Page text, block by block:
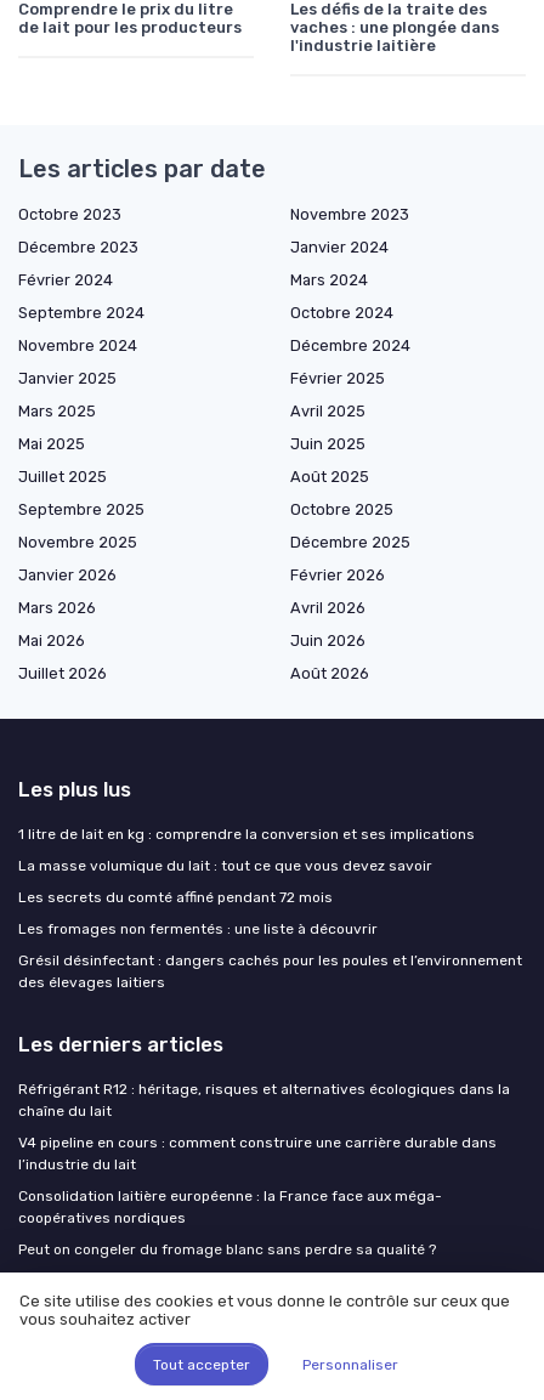
Comprendre le prix du litre
de lait pour les producteurs
Les défis de la traite des
vaches : une plongée dans
l'industrie laitière
Les articles par date
Octobre 2023
Novembre 2023
Décembre 2023
Janvier 2024
Février 2024
Mars 2024
Septembre 2024
Octobre 2024
Novembre 2024
Décembre 2024
Janvier 2025
Février 2025
Mars 2025
Avril 2025
Mai 2025
Juin 2025
Juillet 2025
Août 2025
Septembre 2025
Octobre 2025
Novembre 2025
Décembre 2025
Janvier 2026
Février 2026
Mars 2026
Avril 2026
Mai 2026
Juin 2026
Juillet 2026
Août 2026
Les plus lus
1 litre de lait en kg : comprendre la conversion et ses implications
La masse volumique du lait : tout ce que vous devez savoir
Les secrets du comté affiné pendant 72 mois
Les fromages non fermentés : une liste à découvrir
Grésil désinfectant : dangers cachés pour les poules et l’environnement
des élevages laitiers
Les derniers articles
Réfrigérant R12 : héritage, risques et alternatives écologiques dans la
chaîne du lait
V4 pipeline en cours : comment construire une carrière durable dans
l’industrie du lait
Consolidation laitière européenne : la France face aux méga-
coopératives nordiques
Peut on congeler du fromage blanc sans perdre sa qualité ?
révèle des priorités industrielles
Milk Insiders
Ce site utilise des cookies et vous donne le contrôle sur ceux que
vous souhaitez activer
Tout accepter Personnaliser